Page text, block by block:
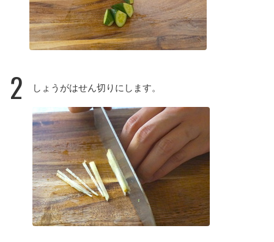
2 しょうがはせん切りにします。